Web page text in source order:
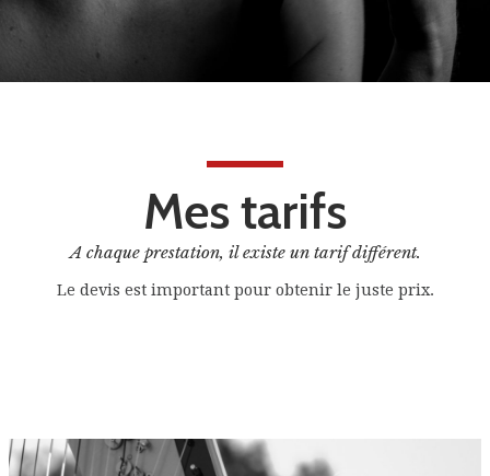
Mes tarifs
A chaque prestation, il existe un tarif différent.
Le devis est important pour obtenir le juste prix.